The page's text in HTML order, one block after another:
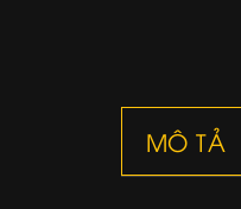
MÔ TẢ